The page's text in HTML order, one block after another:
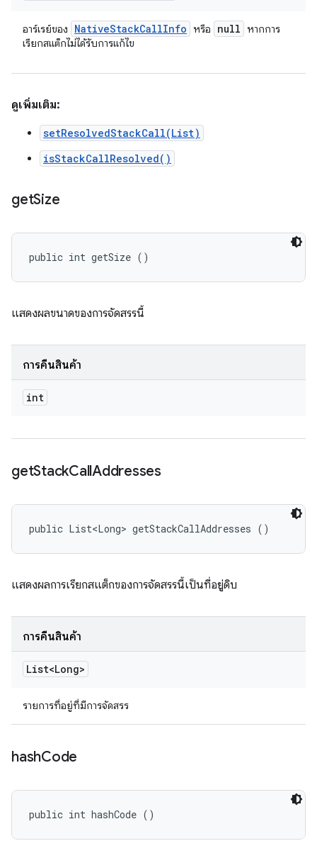
อาร์เรย์ของ NativeStackCallInfo หรือ null หากการ
เรียกสแต็กไม่ได้รับการแก้ไข
ดูเพิ่มเติม:
setResolvedStackCall(List)
isStackCallResolved()
getSize
public int getSize ()
แสดงผลขนาดของการจัดสรรนี้
การคืนสินค้า
int
getStackCallAddresses
public List<Long> getStackCallAddresses ()
แสดงผลการเรียกสแต็กของการจัดสรรนี้เป็นที่อยู่ดิบ
การคืนสินค้า
List<Long>
รายการที่อยู่ที่มีการจัดสรร
hashCode
public int hashCode ()